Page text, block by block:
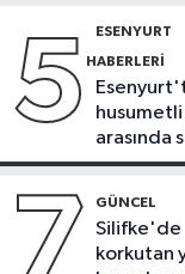
5 ESENYURT
HABERLERI
arasında
kavga
7 GÜNCEL
Silifke'de
korkutan